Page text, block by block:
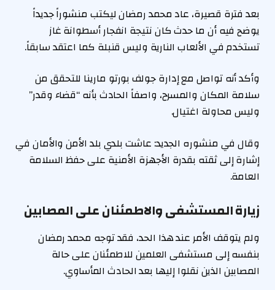
بعد فترة قصيرة، عاد محمد رمضان ليكتب منشوراً جديداً
يوضح فيه أن ما حدث كان نتيجة انفجار أسطوانة غاز
تستخدم في الألعاب النارية وليس قنبلة كما اعتقد سابقاً.
وأكد أنه تواصل مع إدارة جولف بورتو مارينا للتحقق من
سلامة المكان والمسرح، واصفاً الحادث بأنه “قضاء وقدر”
وليس محاولة اغتيال.
وقال في منشوره الجديد: عاشت بلدي بلد الأمن والأمان في
إشارة إلى ثقته بقدرة الأجهزة الأمنية على حفظ السلامة
العامة.
زيارة المستشفى والاطمئنان على المصابين
ولم يتوقف الأمر عند هذا الحد، فقد توجه محمد رمضان
بنفسه إلى مستشفى العلمين للاطمئنان على حالة
المصابين الذين نقلوا إليها بعد الحادث المأساوي.